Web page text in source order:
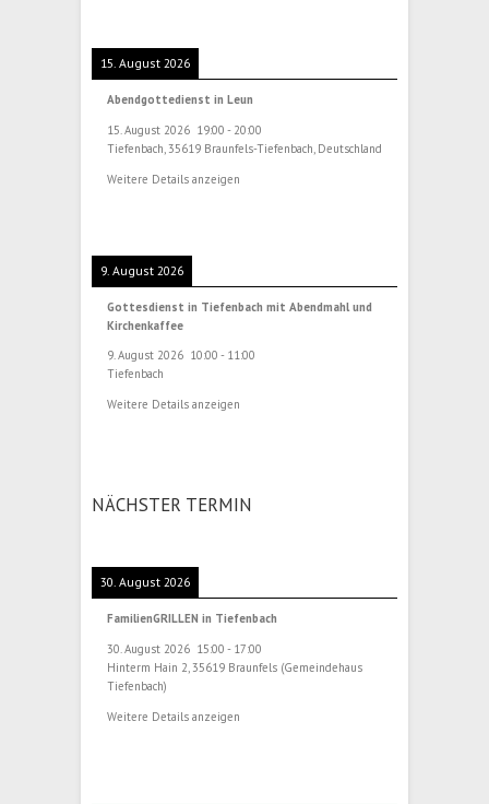
15. August 2026
Abendgottedienst in Leun
15. August 2026 19:00 - 20:00
Tiefenbach, 35619 Braunfels-Tiefenbach, Deutschland
Weitere Details anzeigen
9. August 2026
Gottesdienst in Tiefenbach mit Abendmahl und
Kirchenkaffee
9. August 2026 10:00 - 11:00
Tiefenbach
Weitere Details anzeigen
NÄCHSTER TERMIN
30. August 2026
FamilienGRILLEN in Tiefenbach
30. August 2026 15:00 - 17:00
Hinterm Hain 2, 35619 Braunfels (Gemeindehaus
Tiefenbach)
Weitere Details anzeigen